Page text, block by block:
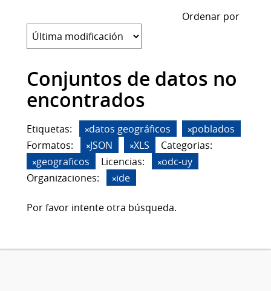
Ordenar por
Conjuntos de datos no
encontrados
Etiquetas: datos geográficos
poblados
Formatos:
JSON XLS
Categorias:
geograficos
Licencias:
odc-uy
Organizaciones:
ide
Por favor intente otra búsqueda.